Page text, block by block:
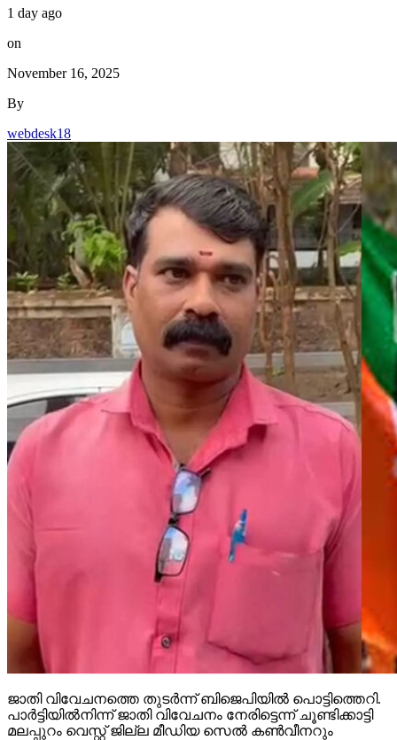
1 day ago
on
November 16, 2025
By
webdesk18
ജാതി വിവേചനത്തെ തുടര്‍ന്ന് ബിജെപിയില്‍ പൊട്ടിത്തെറി.
പാര്‍ട്ടിയില്‍നിന്ന് ജാതി വിവേചനം നേരിട്ടെന്ന് ചൂണ്ടിക്കാട്ടി
മലപ്പുറം വെസ്റ്റ് ജില്ല മീഡിയ സെല്‍ കണ്‍വീനറും